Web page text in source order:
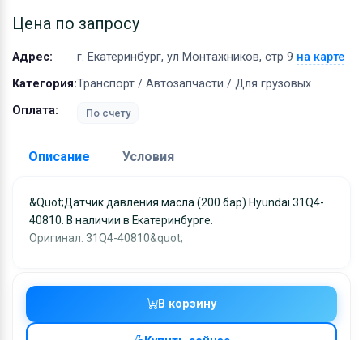
В корзину
Цена по запросу
Адрес: г. Екатеринбург, ул Монтажников, стр 9 на карте
Категория:Транспорт / Автозапчасти / Для грузовых
Оплата:
По счету
Описание Условия
&quot;Датчик давления масла (200 бар) Hyundai 31Q4-
40810. В наличии в Екатеринбурге.
Оригинал. 31Q4-40810&quot;
Доставка:
Адрес самовывоза:г. Екатеринбург, ул
Монтажников, стр 9
Отправка товара осуществляется в течение 2-х
после получения оплаты и отправляются через UPS
отслеживанием местоположения посылки и